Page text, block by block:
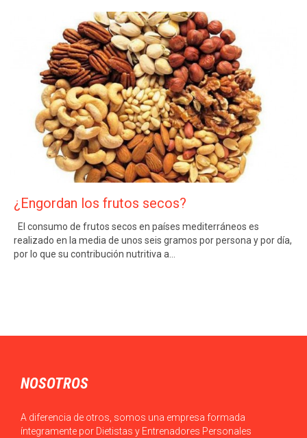
¿Engordan los frutos secos?
El consumo de frutos secos en países mediterráneos es
realizado en la media de unos seis gramos por persona y por día,
por lo que su contribución nutritiva a…
NOSOTROS
A diferencia de otros, somos una empresa formada
íntegramente por Dietistas y Entrenadores Personales